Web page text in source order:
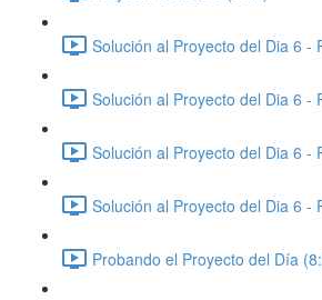
Solución al Proyecto del Dia 6 -
Solución al Proyecto del Dia 6 -
Solución al Proyecto del Dia 6 -
Solución al Proyecto del Dia 6 -
Probando el Proyecto del Día